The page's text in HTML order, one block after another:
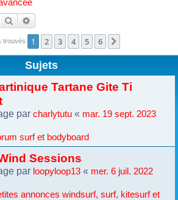
Rechercher
trouvés 1 2 3 4 5 6
Sujets
Tartane Gite Ti
par charlytutu « mar. 19 sept. 2023
surf et bodyboard
Sessions
par loopyloop13 « mer. 6 juil. 2022
annonces windsurf, surf, kitesurf et